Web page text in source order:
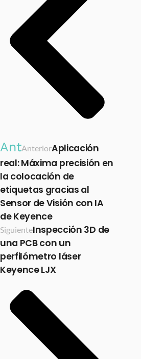
AntAnteriorAplicación
real: Máxima precisión en
la colocación de
etiquetas gracias al
Sensor de Visión con IA
de Keyence
SiguienteInspección 3D de
una PCB con un
perfilómetro láser
Keyence LJX